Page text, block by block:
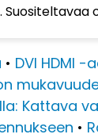
• DVI HDMI
Kattava
•